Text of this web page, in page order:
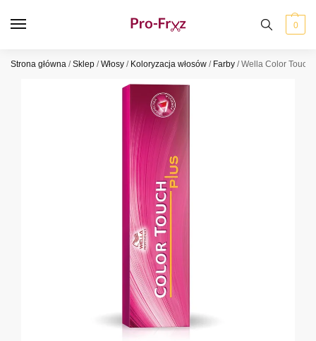
0
Strona główna /Sklep /Włosy / Koloryzacja włosów / Farby /Wella Color Touch